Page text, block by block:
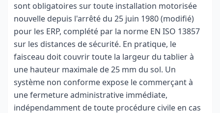
sont obligatoires sur toute installation motorisée
nouvelle depuis l'arrêté du 25 juin 1980 (modifié)
pour les ERP, complété par la norme EN ISO 13857
sur les distances de sécurité. En pratique, le
faisceau doit couvrir toute la largeur du tablier à
une hauteur maximale de 25 mm du sol. Un
système non conforme expose le commerçant à
une fermeture administrative immédiate,
indépendamment de toute procédure civile en cas